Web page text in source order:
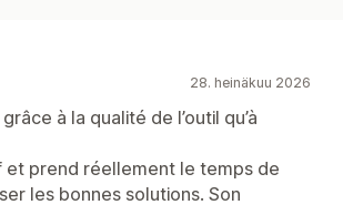
28. heinäkuu 2026
à la qualité de l’outil qu’à
et prend réellement le temps de
les bonnes solutions. Son